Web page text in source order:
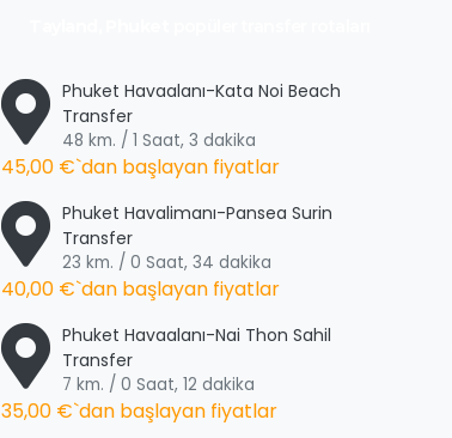
Phuket Havaalanı-Kata Noi Beach
Transfer
48 km. / 1 Saat, 3 dakika
45,00 €`dan başlayan fiyatlar
Phuket Havalimanı-Pansea Surin
Transfer
23 km. / 0 Saat, 34 dakika
40,00 €`dan başlayan fiyatlar
Phuket Havaalanı-Nai Thon Sahil
Transfer
7 km. / 0 Saat, 12 dakika
35,00 €`dan başlayan fiyatlar